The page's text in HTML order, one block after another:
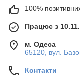
100%
Працює з
м. Одеса
65120, вул.
Контакти